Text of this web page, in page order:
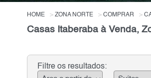
HOME ZONA NORTE COMPRAR
Casas Itaberaba à Venda,
Filtre os resultados: